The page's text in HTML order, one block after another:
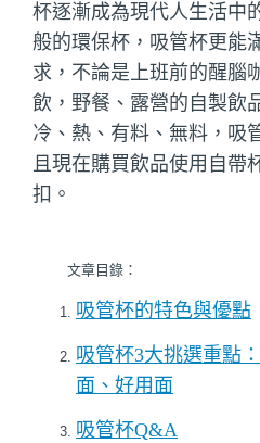
杯逐漸成為現代人生活中
般的環保杯，吸管杯更能
求，不論是上班前的醒腦
飲，野餐、露營的自製飲
冷、熱、有料、無料，吸
且現在購買飲品使用自帶
扣。
文章目錄：
吸管杯的特色與優點
吸管杯3大挑選重點
面、好用面
吸管杯Q&A